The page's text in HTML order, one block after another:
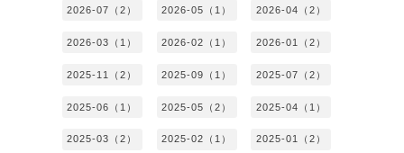
2026-07（2） 2026-05（1） 2026-04（2）
2026-03（1） 2026-02（1） 2026-01（2）
2025-11（2） 2025-09（1） 2025-07（2）
2025-06（1） 2025-05（2） 2025-04（1）
2025-03（2） 2025-02（1） 2025-01（2）